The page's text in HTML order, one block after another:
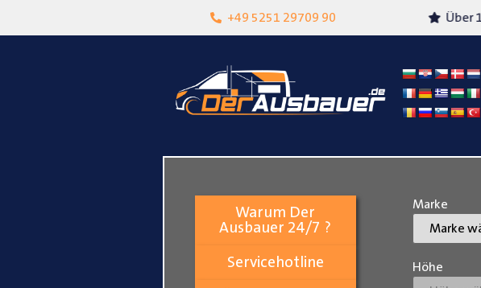
+49 5251 29709 90
Lokalgeschäft in Paderborn Über 15
Warum Der
Ausbauer 24/7 ?
Servicehotline
Marke
Höhe